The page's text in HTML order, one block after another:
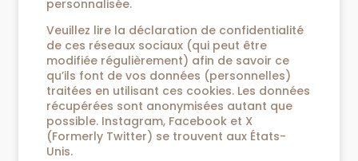
personnalisée.
Veuillez lire la déclaration de confidentialité
de ces réseaux sociaux (qui peut être
modifiée régulièrement) afin de savoir ce
qu’ils font de vos données (personnelles)
traitées en utilisant ces cookies. Les données
récupérées sont anonymisées autant que
possible. Instagram, Facebook et X
(Formerly Twitter) se trouvent aux États-
Unis.